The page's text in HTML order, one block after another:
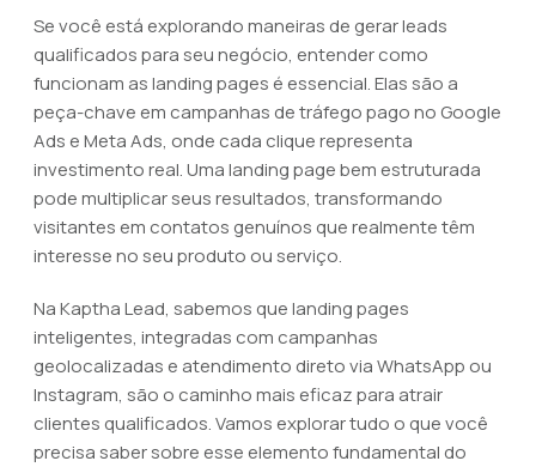
Se você está explorando maneiras de gerar leads
qualificados para seu negócio, entender como
funcionam as landing pages é essencial. Elas são a
peça-chave em campanhas de tráfego pago no Google
Ads e Meta Ads, onde cada clique representa
investimento real. Uma landing page bem estruturada
pode multiplicar seus resultados, transformando
visitantes em contatos genuínos que realmente têm
interesse no seu produto ou serviço.
Na Kaptha Lead, sabemos que landing pages
inteligentes, integradas com campanhas
geolocalizadas e atendimento direto via WhatsApp ou
Instagram, são o caminho mais eficaz para atrair
clientes qualificados. Vamos explorar tudo o que você
precisa saber sobre esse elemento fundamental do